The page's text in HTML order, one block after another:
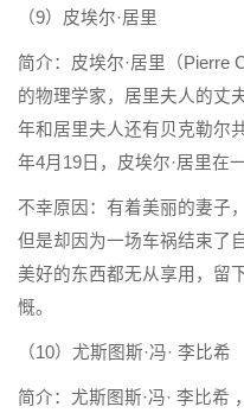
（9）皮埃尔·居里
简介：皮埃尔·居里（Pierre
的物理学家，居里夫人的丈
年和居里夫人还有贝克勒尔
年4月19日，皮埃尔·居里在
不幸原因：有着美丽的妻子
但是却因为一场车祸结束了
美好的东西都无从享用，留
慨。
（10）尤斯图斯·冯· 李比希
简介：尤斯图斯·冯· 李比希